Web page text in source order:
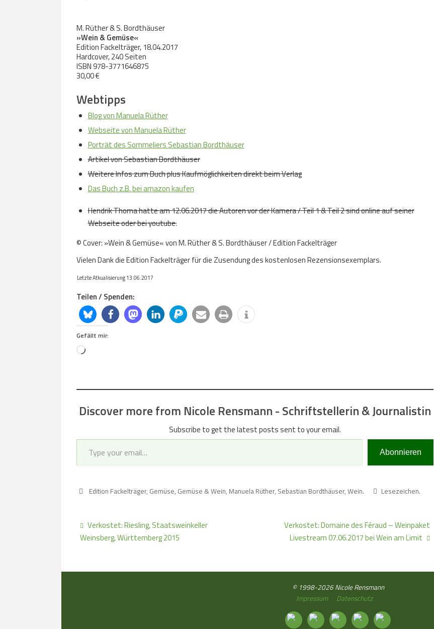
M. Rüther & S. Bordthäuser
»Wein & Gemüse«
Edition Fackelträger, 18.04.2017
Hardcover, 240 Seiten
ISBN 978-3771646875
30,00 €
Webtipps
Blog von Manuela Rüther
Webseite von Manuela Rüther
Porträt des Sommeliers Sebastian Bordthäuser
Artikel von Sebastian Bordthäuser
Weitere Infos zum Buch plus Kaufmöglichkeiten direkt beim Verlag
Das Buch z.B. bei amazon kaufen
Hendrik Thoma hatte am 12.06.2017 die Autoren vor der Kamera / Teil 1 & Teil 2 sind online auf seiner
Webseite oder bei youtube.
© Cover: »Wein & Gemüse« von M. Rüther & S. Bordthäuser / Edition Fackelträger
Vielen Dank die Edition Fackelträger für die Zusendung des kostenlosen Rezensionsexemplars.
Letzte Atkualisierung 13.06.2017
Teilen / Spenden:
Gefällt mir:
Loading…
Discover more from Nicole Rensmann - Schriftstellerin & Journalistin
Subscribe to get the latest posts sent to your email.
Type your email…
Abonnieren
Edition Fackelträger, Gemüse, Gemüse & Wein, Manuela Rüther, Sebastian Bordthäuser,Wein. Lesezeichen.
Verkostet: Riesling, Staatsweinkeller
Weinsberg, Württemberg 2015
Verkostet: Domaine des Féraud – Weinpaket
Livestream 07.06.2017 bei Wein am Limit
© 1998-2026 Nicole Rensmann
Impressum
Datenschutz